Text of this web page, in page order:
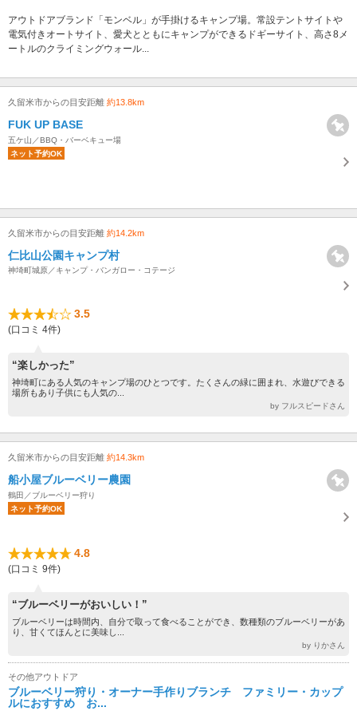
アウトドアブランド「モンベル」が手掛けるキャンプ場。常設テントサイトや
電気付きオートサイト、愛犬とともにキャンプができるドギーサイト、高さ8メ
ートルのクライミングウォール...
久留米市からの目安距離 約13.8km
FUK UP BASE
五ケ山／BBQ・バーベキュー場
ネット予約OK
久留米市からの目安距離 約14.2km
仁比山公園キャンプ村
神埼町城原／キャンプ・バンガロー・コテージ
3.5
(口コミ 4件)
“楽しかった”
神埼町にある人気のキャンプ場のひとつです。たくさんの緑に囲まれ、水遊びできる
場所もあり子供にも人気の...
by フルスピードさん
久留米市からの目安距離 約14.3km
船小屋ブルーベリー農園
鶴田／ブルーベリー狩り
ネット予約OK
4.8
(口コミ 9件)
“ブルーベリーがおいしい！”
ブルーベリーは時間内、自分で取って食べることができ、数種類のブルーベリーがあ
り、甘くてほんとに美味し...
by りかさん
その他アウトドア
ブルーベリー狩り・オーナー手作りブランチ ファミリー・カップ
ルにおすすめ お...